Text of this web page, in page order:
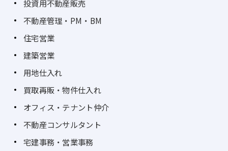
投資用不動産販売
不動産管理・PM・BM
住宅営業
建築営業
用地仕入れ
買取再販・物件仕入れ
オフィス・テナント仲介
不動産コンサルタント
宅建事務・営業事務